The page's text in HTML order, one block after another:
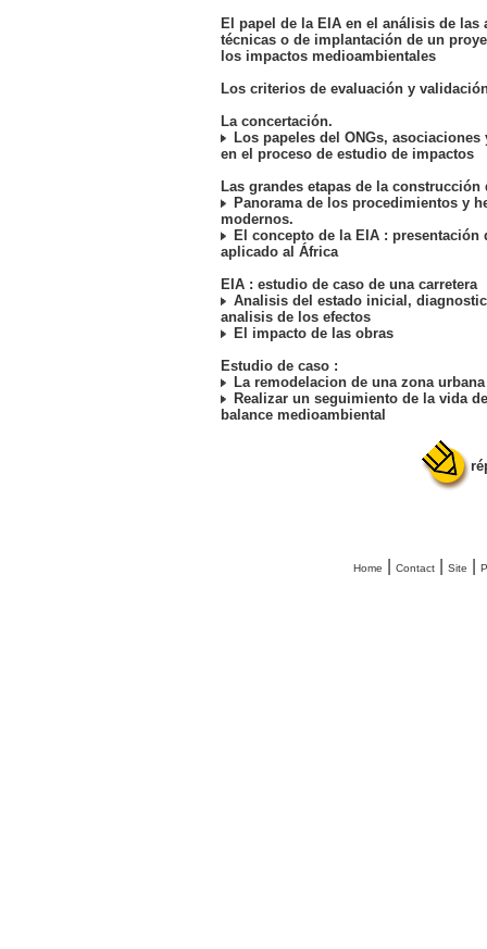
El papel de la EIA en el análisis de las
técnicas o de implantación de un
los impactos medioambientales
Los criterios de evaluación y
La concertación.
Los papeles del ONGs,
en el proceso de estudio de impactos
Las grandes etapas de la construcción
Panorama de los procedimientos y
modernos.
El concepto de la EIA : presentación
aplicado al África
EIA : estudio de caso de una carretera
Analisis del estado inicial,
analisis de los efectos
El impacto de las obras
Estudio de caso :
La remodelacion de una zona
Realizar un seguimiento de la vida
balance medioambiental
Home Contact| Site